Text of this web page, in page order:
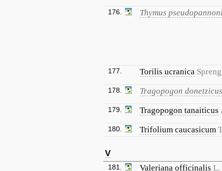
176. Thymus
177. Torilis ucranica
178. Tragopogon donetzicus
179. Tragopogon tanaiticus
180. Trifolium caucasicum
V
181. Valeriana officinalis L.